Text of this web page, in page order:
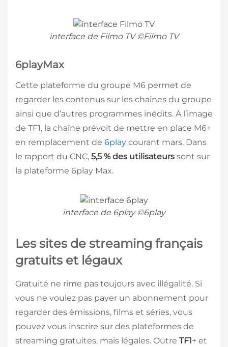
interface de Filmo TV ©Filmo TV
6playMax
Cette plateforme du groupe M6 permet de
regarder les contenus sur les chaînes du groupe
ainsi que d’autres programmes inédits. À l’image
de TF1, la chaîne prévoit de mettre en place M6+
en remplacement de 6play courant mars. Dans
le rapport du CNC, 5,5 % des utilisateurs sont sur
la plateforme 6play Max.
interface de 6play ©6play
Les sites de streaming français
gratuits et légaux
Gratuité ne rime pas toujours avec illégalité. Si
vous ne voulez pas payer un abonnement pour
regarder des émissions, films et séries, vous
pouvez vous inscrire sur des plateformes de
streaming gratuites, mais légales. Outre TF1+ et